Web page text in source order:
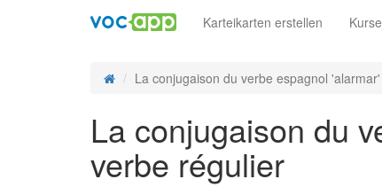
Karteikarten erstellen Kurse
La conjugaison du verbe espagnol
La conjugaison du
verbe régulier